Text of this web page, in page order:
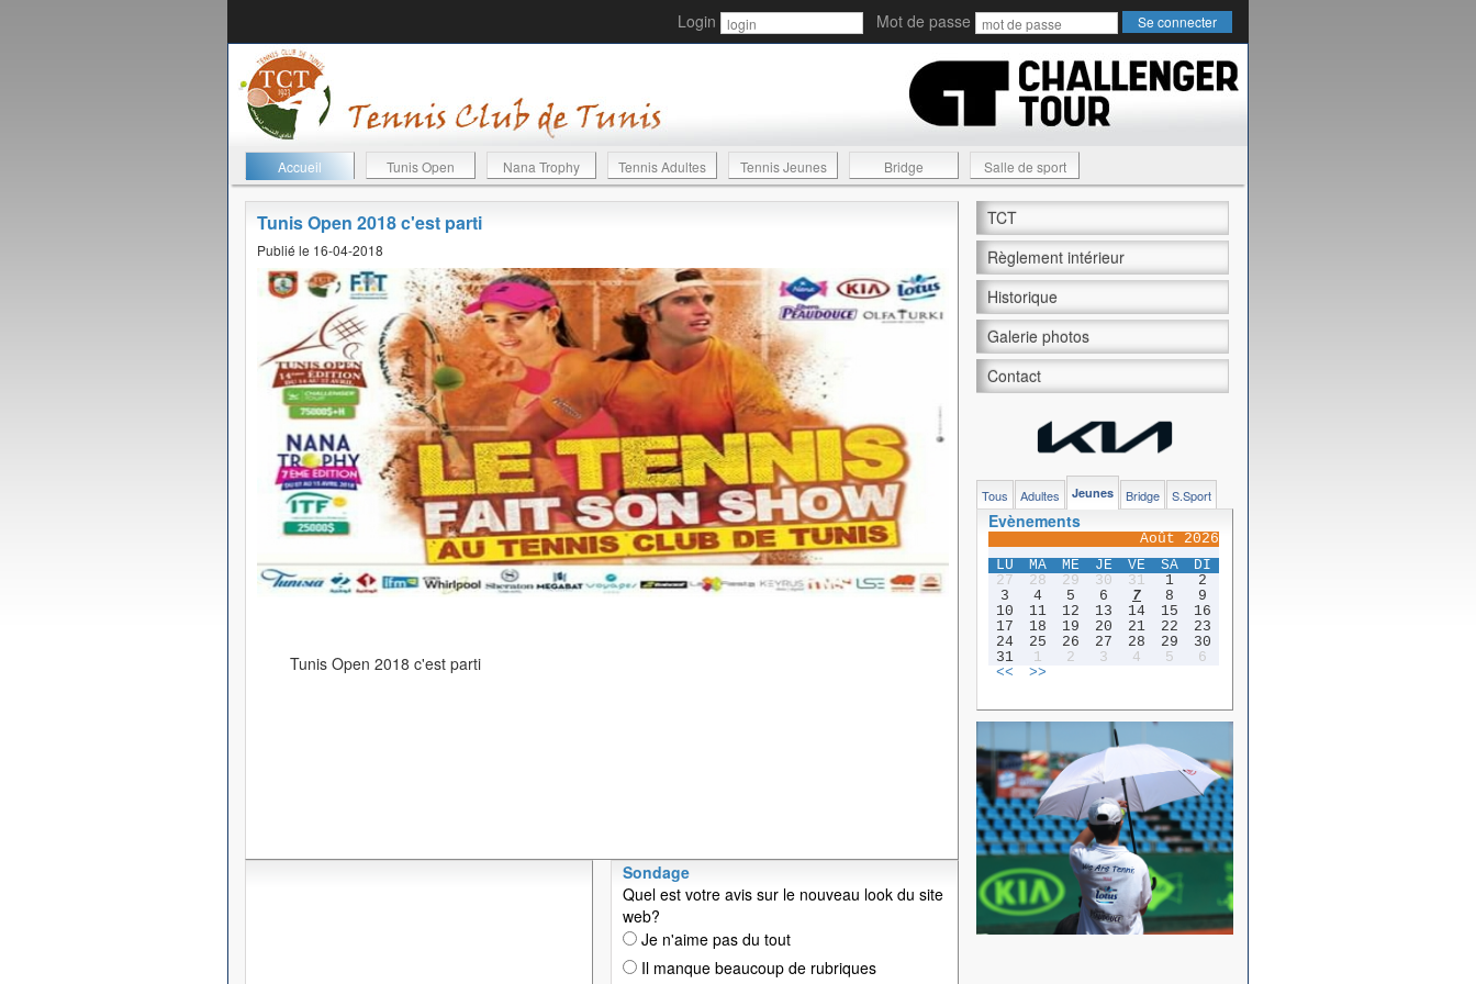
Login Mot de passe
Accueil Tunis Open Nana Trophy Tennis Adultes Tennis Jeunes Bridge Salle de sport
Tunis Open 2018 c'est parti
Publié le 16-04-2018
Tunis Open 2018 c'est parti
Sondage
Quel est votre avis sur le nouveau look du site
web?
Je n'aime pas du tout
Il manque beaucoup de rubriques
TCT
Règlement intérieur
Historique
Galerie photos
Contact
Tous Adultes Jeunes Bridge S.Sport
Evènements
Août 2026
LU
MA ME JE VE SA
DI
27
28 29 30 31 1
2
3
4 5 6 7 8
9
10
11 12 13 14 15
16
17
18 19 20 21 22
23
24
25 26 27 28 29
30
31
1 2 3 4 5
6
<<
>>